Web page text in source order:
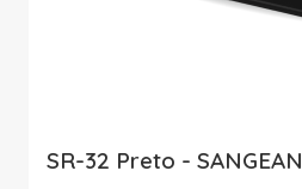
SR-32 Preto - SANGEAN